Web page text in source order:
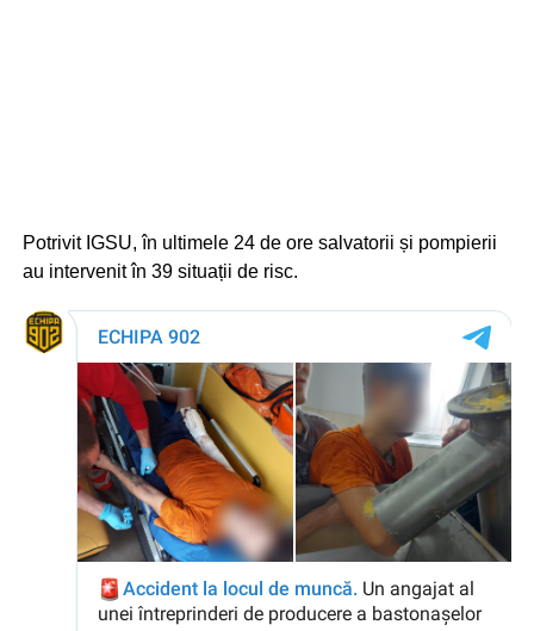
Potrivit IGSU, în ultimele 24 de ore salvatorii și pompierii
au intervenit în 39 situații de risc.